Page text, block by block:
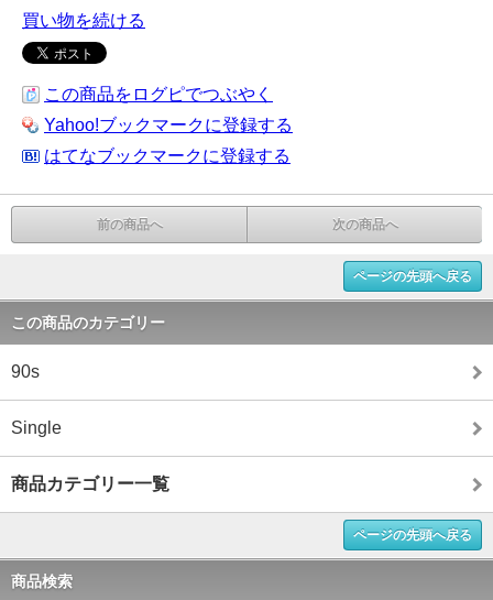
買い物を続ける
この商品をログピでつぶやく
Yahoo!ブックマークに登録する
はてなブックマークに登録する
前の商品へ 次の商品へ
ページの先頭へ戻る
この商品のカテゴリー
90s
Single
商品カテゴリー一覧
ページの先頭へ戻る
商品検索